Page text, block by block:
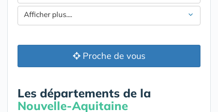
Afficher plus....
Proche de vous
Les départements de la
Nouvelle-Aquitaine